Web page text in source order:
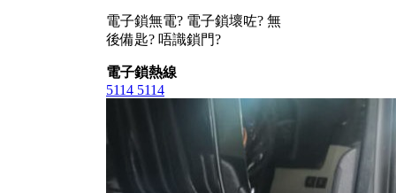
電子鎖無電? 電子鎖壞咗? 無
後備匙? 唔識鎖門?
電子鎖熱線
5114 5114